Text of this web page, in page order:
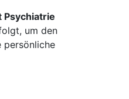
Psychiatrie
um den
persönliche